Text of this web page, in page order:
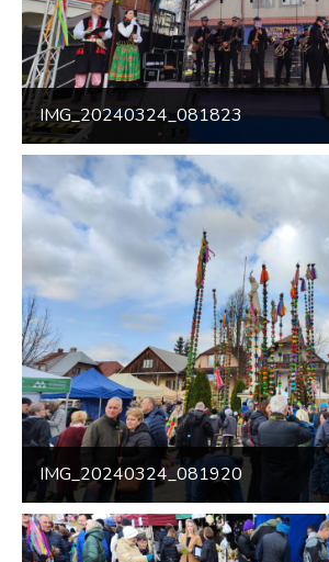
IMG_20240324_081823
IMG_20240324_081920